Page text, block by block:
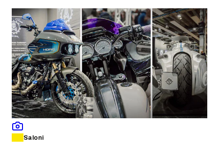
Saloni